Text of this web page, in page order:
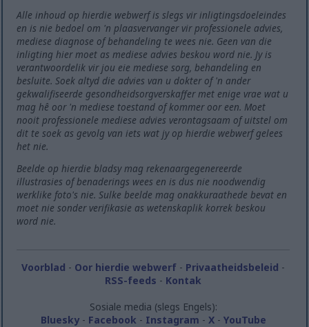
Alle inhoud op hierdie webwerf is slegs vir inligtingsdoeleindes
en is nie bedoel om 'n plaasvervanger vir professionele advies,
mediese diagnose of behandeling te wees nie. Geen van die
inligting hier moet as mediese advies beskou word nie. Jy is
verantwoordelik vir jou eie mediese sorg, behandeling en
besluite. Soek altyd die advies van u dokter of 'n ander
gekwalifiseerde gesondheidsorgverskaffer met enige vrae wat u
mag hê oor 'n mediese toestand of kommer oor een. Moet
nooit professionele mediese advies verontagsaam of uitstel om
dit te soek as gevolg van iets wat jy op hierdie webwerf gelees
het nie.
Beelde op hierdie bladsy mag rekenaargegenereerde
illustrasies of benaderings wees en is dus nie noodwendig
werklike foto's nie. Sulke beelde mag onakkuraathede bevat en
moet nie sonder verifikasie as wetenskaplik korrek beskou
word nie.
Voorblad - Oor hierdie webwerf - Privaatheidsbeleid -
RSS-feeds - Kontak
Sosiale media (slegs Engels):
Bluesky- Facebook - Instagram - X- YouTube